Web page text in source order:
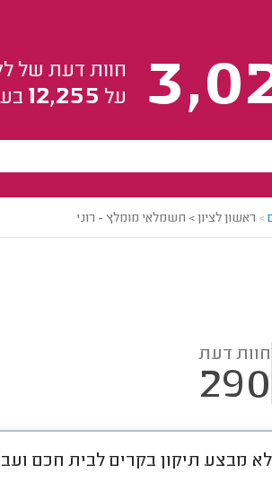
חוות דעת של
על 12,255
> ראשון לציון > חשמלאי מומלץ - רוני
חוות דעת
290
מבצע תיקון בקרים לבית חכם
מחירים ממוצע